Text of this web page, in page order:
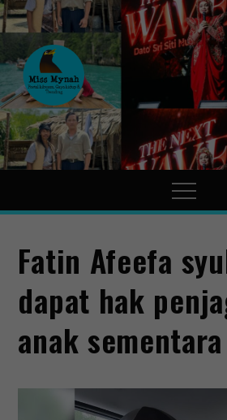
Portal
& Trending
Fatin Afeefa
dapat hak
anak sementara